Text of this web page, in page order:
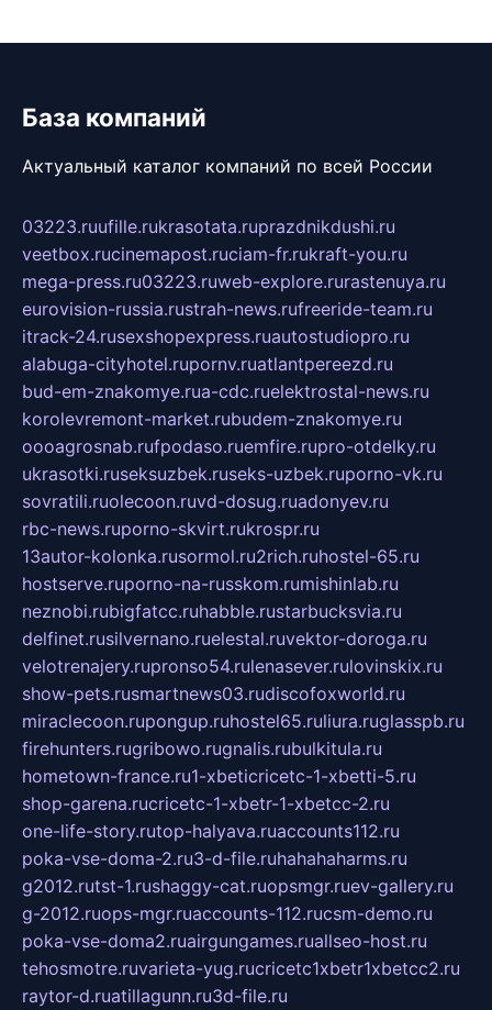
База компаний
Актуальный каталог компаний по всей России
03223.ruufille.rukrasotata.ruprazdnikdushi.ru
veetbox.rucinemapost.ruciam-fr.rukraft-you.ru
mega-press.ru03223.ruweb-explore.rurastenuya.ru
eurovision-russia.rustrah-news.rufreeride-team.ru
itrack-24.rusexshopexpress.ruautostudiopro.ru
alabuga-cityhotel.rupornv.ruatlantpereezd.ru
bud-em-znakomye.rua-cdc.ruelektrostal-news.ru
korolevremont-market.rubudem-znakomye.ru
oooagrosnab.rufpodaso.ruemfire.rupro-otdelky.ru
ukrasotki.ruseksuzbek.ruseks-uzbek.ruporno-vk.ru
sovratili.ruolecoon.ruvd-dosug.ruadonyev.ru
rbc-news.ruporno-skvirt.rukrospr.ru
13autor-kolonka.rusormol.ru2rich.ruhostel-65.ru
hostserve.ruporno-na-russkom.rumishinlab.ru
neznobi.rubigfatcc.ruhabble.rustarbucksvia.ru
delfinet.rusilvernano.ruelestal.ruvektor-doroga.ru
velotrenajery.rupronso54.rulenasever.rulovinskix.ru
show-pets.rusmartnews03.rudiscofoxworld.ru
miraclecoon.rupongup.ruhostel65.ruliura.ruglasspb.ru
firehunters.rugribowo.rugnalis.rubulkitula.ru
hometown-france.ru1-xbeticricetc-1-xbetti-5.ru
shop-garena.rucricetc-1-xbetr-1-xbetcc-2.ru
one-life-story.rutop-halyava.ruaccounts112.ru
poka-vse-doma-2.ru3-d-file.ruhahahaharms.ru
g2012.rutst-1.rushaggy-cat.ruopsmgr.ruev-gallery.ru
g-2012.ruops-mgr.ruaccounts-112.rucsm-demo.ru
poka-vse-doma2.ruairgungames.ruallseo-host.ru
tehosmotre.ruvarieta-yug.rucricetc1xbetr1xbetcc2.ru
raytor-d.ruatillagunn.ru3d-file.ru